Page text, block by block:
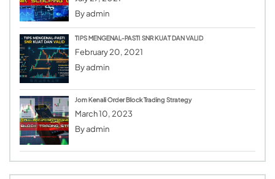
Byadmin
TIPS MENGENAL-PASTI SNR KUAT DAN VALID
February 20, 2021
Byadmin
Jom Kenali Order Block Trading Strategy
March 10, 2023
Byadmin